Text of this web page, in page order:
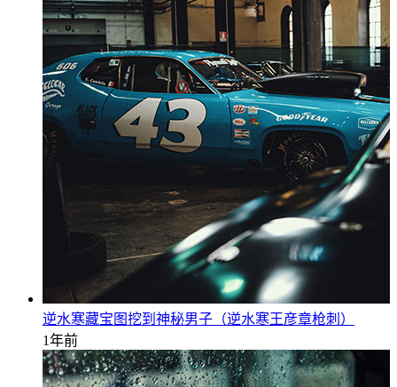
逆水寒藏宝图挖到神秘男子（逆水寒王彦章枪刺）
1年前